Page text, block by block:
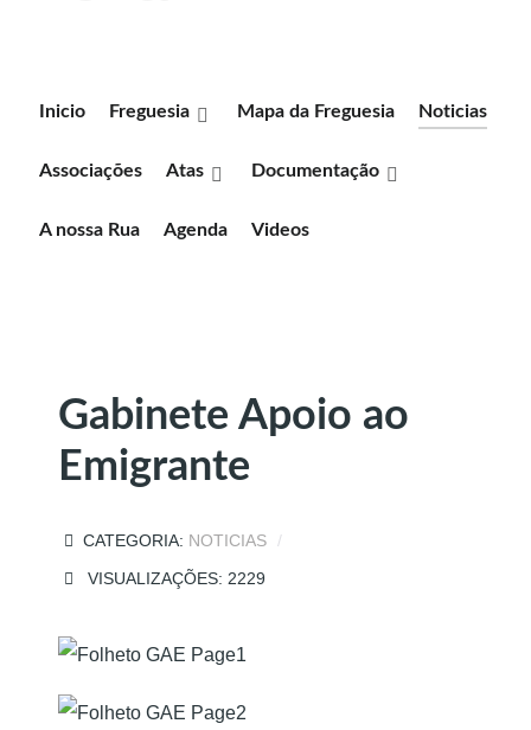
Inicio Freguesia Mapa da Freguesia Noticias
Associações Atas Documentação
A nossa Rua Agenda Videos
Gabinete Apoio ao
Emigrante
CATEGORIA: NOTICIAS
VISUALIZAÇÕES: 2229